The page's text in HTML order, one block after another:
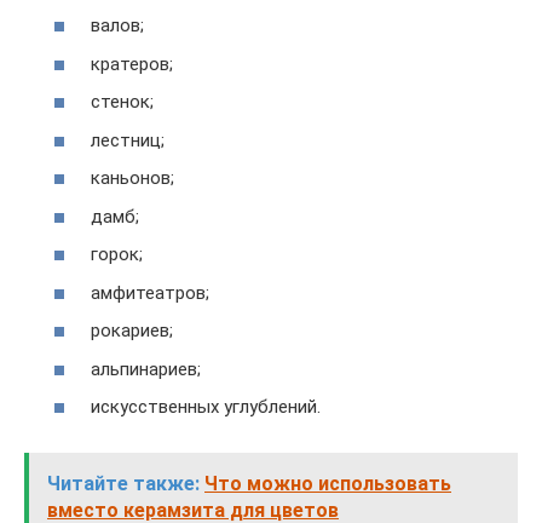
валов;
кратеров;
стенок;
лестниц;
каньонов;
дамб;
горок;
амфитеатров;
рокариев;
альпинариев;
искусственных углублений.
Читайте также: Что можно использовать
вместо керамзита для цветов